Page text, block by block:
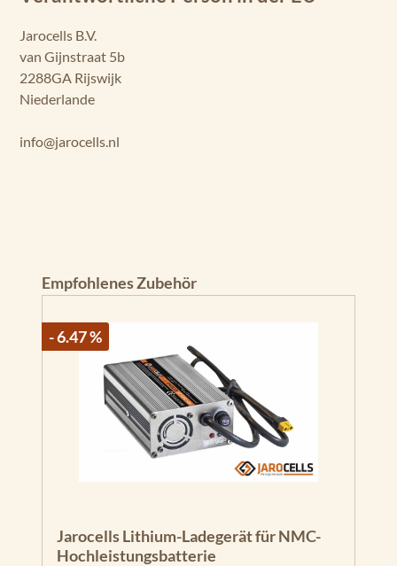
Jarocells B.V.
van Gijnstraat 5b
2288GA Rijswijk
Niederlande
info@jarocells.nl
Produktgalerie überspringen
Empfohlenes Zubehör
- 6.47 %
Jarocells Lithium-Ladegerät für NMC-
Hochleistungsbatterie